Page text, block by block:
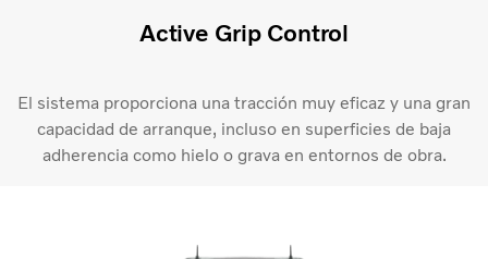
Active Grip Control​
El sistema proporciona una tracción muy eficaz y una gran
capacidad de arranque, incluso en superficies de baja
adherencia como hielo o grava en entornos de obra.